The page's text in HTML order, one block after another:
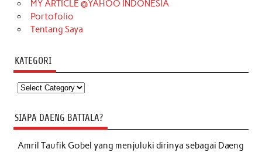
MY ARTICLE @YAHOO INDONESIA
Portofolio
Tentang Saya
KATEGORI
Kategori
SIAPA DAENG BATTALA?
Amril Taufik Gobelyang menjuluki dirinya sebagai Daeng